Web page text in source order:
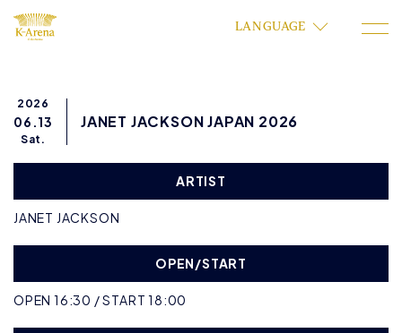
LANGUAGE
2026
06.13
Sat.
JANET JACKSON JAPAN 2026
ARTIST
JANET JACKSON
OPEN/START
OPEN 16:30 / START 18:00